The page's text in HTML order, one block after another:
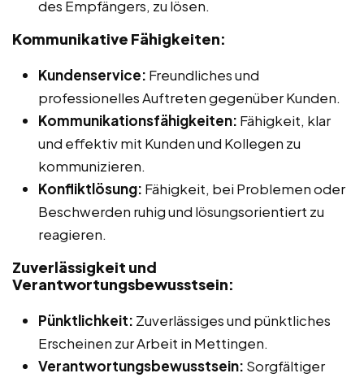
des Empfängers, zu lösen.
Kommunikative Fähigkeiten:
Kundenservice: Freundliches und
professionelles Auftreten gegenüber Kunden.
Kommunikationsfähigkeiten: Fähigkeit, klar
und effektiv mit Kunden und Kollegen zu
kommunizieren.
Konfliktlösung: Fähigkeit, bei Problemen oder
Beschwerden ruhig und lösungsorientiert zu
reagieren.
Zuverlässigkeit und
Verantwortungsbewusstsein:
Pünktlichkeit: Zuverlässiges und pünktliches
Erscheinen zur Arbeit in Mettingen.
Verantwortungsbewusstsein: Sorgfältiger